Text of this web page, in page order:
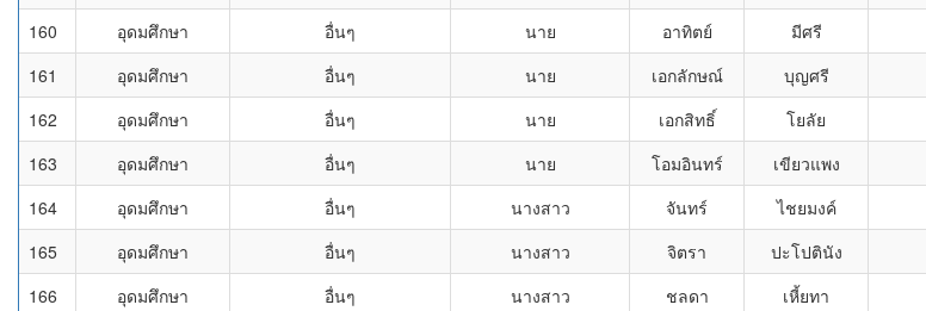
160
อุดมศึกษา อื่นๆ นาย อาทิตย์ มีศรี
161
อุดมศึกษา อื่นๆ นาย เอกลักษณ์ บุญศรี
162
อุดมศึกษา อื่นๆ นาย เอกสิทธิ์ โยลัย
163
อุดมศึกษา อื่นๆ นาย โอมอินทร์ เขียวแพง
164
อุดมศึกษา อื่นๆ นางสาว จันทร์ ไชยมงค์
165
อุดมศึกษา อื่นๆ นางสาว จิตรา ปะโปตินัง
166
อุดมศึกษา อื่นๆ นางสาว ชลดา เหี้ยทา